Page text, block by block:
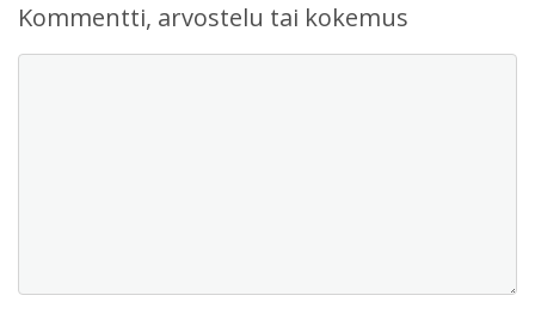
Kommentti, arvostelu tai kokemus